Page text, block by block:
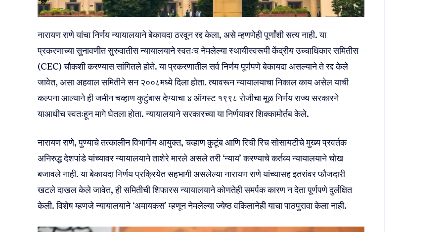
नारायण राणे यांचा निर्णय न्यायालयाने बेकायदा ठरवून रद्द केला, असे म्हणणेही पूर्णांशी सत्य नाही. या
प्रकरणाच्या सुनावणीत सुरुवातीस न्यायालयाने स्वतःच नेमलेल्या स्थायीस्वरूपी केंद्रीय उच्चाधिकार समितीस
(CEC) चौकशी करण्यास सांगितले होते. या प्रकरणातील सर्व निर्णय पूर्णपणे बेकायदा असल्याने ते रद्द केले
जावेत, असा अहवाल समितीने सन २००८मध्ये दिला होता. त्यावरून न्यायालयाचा निकाल काय असेल याची
कल्पना आल्याने ही जमीन चव्हाण कुटुंबास देण्याचा ४ ऑगस्ट १९९८ रोजीचा मूळ निर्णय राज्य सरकारने
याआधीच स्वतःहून मागे घेतला होता. न्यायालयाने सरकारच्या या निर्णयावर शिक्कामोर्तब केले.
नारायण राणे, पुण्याचे तत्कालीन विभागीय आयुक्त, चव्हाण कुटूंब आणि रिची रिच सोसायटीचे मुख्य प्रवर्तक
अनिरुद्ध देशपांडे यांच्यावर न्यायालयाने ताशेरे मारले असले तरी ‘न्याय’ करण्याचे कर्तव्य न्यायालयाने चोख
बजावले नाही. या बेकायदा निर्णय प्रक्रियेत सहभागी असलेल्या नारायण राणे यांच्यासह इतरांवर फौजदारी
खटले दाखल केले जावेत, ही समितीची शिफारस न्यायालयाने कोणतेही समर्पक कारण न देता पूर्णपणे दुर्लक्षित
केली. विशेष म्हणजे न्यायालयाने ‘अमायकस’ म्हणून नेमलेल्या ज्येष्ठ वकिलानेही याचा पाठपुरावा केला नाही.